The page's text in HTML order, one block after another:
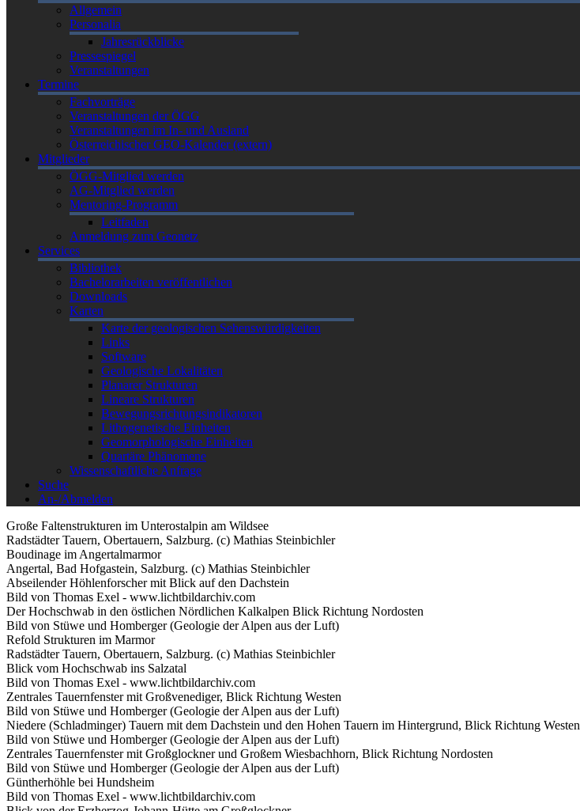
Allgemein
Personalia
Jahresrückblicke
Pressespiegel
Veranstaltungen
Termine
Fachvorträge
Veranstaltungen der ÖGG
Veranstaltungen im In- und Ausland
Österreichischer GEO-Kalender (extern)
Mitglieder
ÖGG-Mitglied werden
AG-Mitglied werden
Mentoring-Programm
Leitfaden
Anmeldung zum Geonetz
Services
Bibliothek
Bachelorarbeiten veröffentlichen
Downloads
Karten
Karte der geologischen Sehenswürdigkeiten
Links
Software
Geologische Lokalitäten
Planarer Strukturen
Lineare Strukturen
Bewegungsrichtungsindikatoren
Lithogenetische Einheiten
Geomorphologische Einheiten
Quartäre Phänomene
Wissenschaftliche Anfrage
Suche
An-/Abmelden
Große Faltenstrukturen im Unterostalpin am Wildsee
Radstädter Tauern, Obertauern, Salzburg. (c) Mathias Steinbichler
Boudinage im Angertalmarmor
Angertal, Bad Hofgastein, Salzburg. (c) Mathias Steinbichler
Abseilender Höhlenforscher mit Blick auf den Dachstein
Bild von Thomas Exel - www.lichtbildarchiv.com
Der Hochschwab in den östlichen Nördlichen Kalkalpen Blick Richtung Nordosten
Bild von Stüwe und Homberger (Geologie der Alpen aus der Luft)
Refold Strukturen im Marmor
Radstädter Tauern, Obertauern, Salzburg. (c) Mathias Steinbichler
Blick vom Hochschwab ins Salzatal
Bild von Thomas Exel - www.lichtbildarchiv.com
Zentrales Tauernfenster mit Großvenediger, Blick Richtung Westen
Bild von Stüwe und Homberger (Geologie der Alpen aus der Luft)
Niedere (Schladminger) Tauern mit dem Dachstein und den Hohen Tauern im Hintergrund, Blick Richtung Westen
Bild von Stüwe und Homberger (Geologie der Alpen aus der Luft)
Zentrales Tauernfenster mit Großglockner und Großem Wiesbachhorn, Blick Richtung Nordosten
Bild von Stüwe und Homberger (Geologie der Alpen aus der Luft)
Güntherhöhle bei Hundsheim
Bild von Thomas Exel - www.lichtbildarchiv.com